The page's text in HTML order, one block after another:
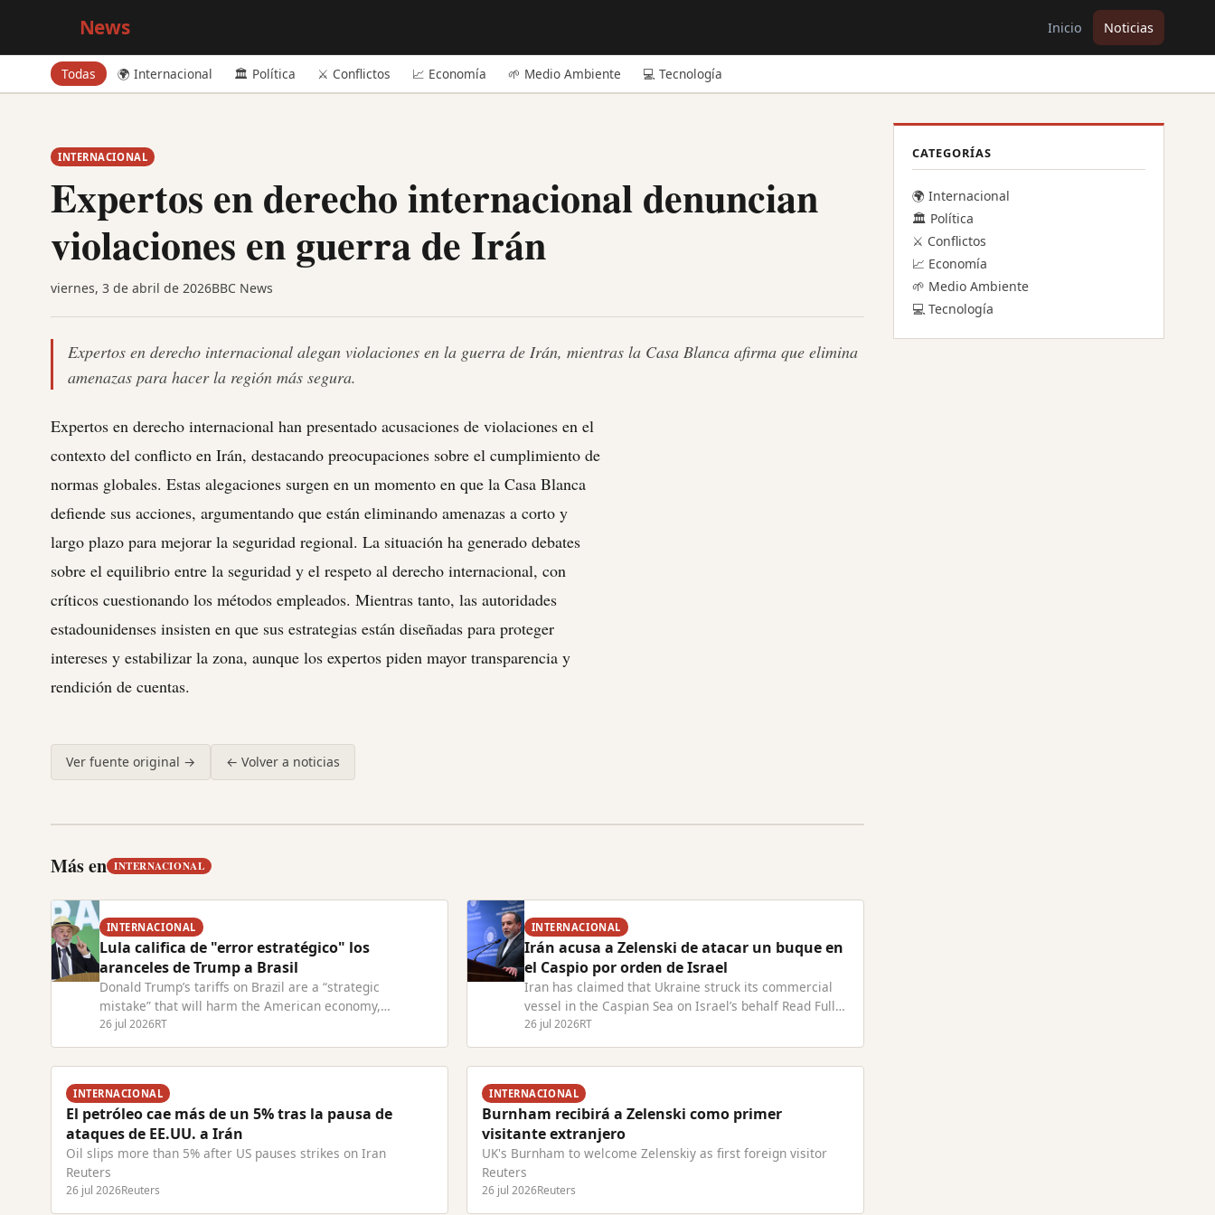
News Inicio Noticias
Todas 🌍 Internacional 🏛️ Política ⚔️ Conflictos 📈 Economía 🌱 Medio Ambiente 💻 Tecnología
INTERNACIONAL
Expertos en derecho internacional denuncian
violaciones en guerra de Irán
viernes, 3 de abril de 2026BBC News
Expertos en derecho internacional alegan violaciones en la guerra de Irán, mientras la Casa Blanca afirma que elimina
amenazas para hacer la región más segura.
Expertos en derecho internacional han presentado acusaciones de violaciones en el
contexto del conflicto en Irán, destacando preocupaciones sobre el cumplimiento de
normas globales. Estas alegaciones surgen en un momento en que la Casa Blanca
defiende sus acciones, argumentando que están eliminando amenazas a corto y
largo plazo para mejorar la seguridad regional. La situación ha generado debates
sobre el equilibrio entre la seguridad y el respeto al derecho internacional, con
críticos cuestionando los métodos empleados. Mientras tanto, las autoridades
estadounidenses insisten en que sus estrategias están diseñadas para proteger
intereses y estabilizar la zona, aunque los expertos piden mayor transparencia y
rendición de cuentas.
Ver fuente original → ← Volver a noticias
Más en INTERNACIONAL
INTERNACIONAL
Lula califica de "error estratégico" los
aranceles de Trump a Brasil
Donald Trump’s tariffs on Brazil are a “strategic
mistake” that will harm the American economy,
President Lula has warned. Read Full Article at RT.com
26 jul 2026RT
INTERNACIONAL
Irán acusa a Zelenski de atacar un buque en
el Caspio por orden de Israel
Iran has claimed that Ukraine struck its commercial
vessel in the Caspian Sea on Israel’s behalf Read Full
Article at RT.com
26 jul 2026RT
INTERNACIONAL
El petróleo cae más de un 5% tras la pausa de
ataques de EE.UU. a Irán
Oil slips more than 5% after US pauses strikes on Iran
Reuters
26 jul 2026Reuters
INTERNACIONAL
Burnham recibirá a Zelenski como primer
visitante extranjero
UK's Burnham to welcome Zelenskiy as first foreign visitor
Reuters
26 jul 2026Reuters
CATEGORÍAS
🌍 Internacional
🏛️ Política
⚔️ Conflictos
📈 Economía
🌱 Medio Ambiente
💻 Tecnología